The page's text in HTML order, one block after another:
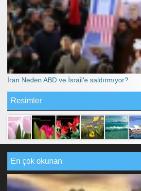
İran Neden ABD ve İsrail'e saldırmıyor?
Resimler
En çok okunan